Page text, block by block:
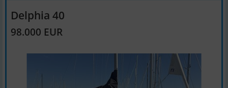
Delphia 40
98.000 EUR